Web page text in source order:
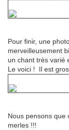
Pour finir, une
merveilleusement
un chant très varié
Le voici ! Il est
Nous pensons que
merles !!!